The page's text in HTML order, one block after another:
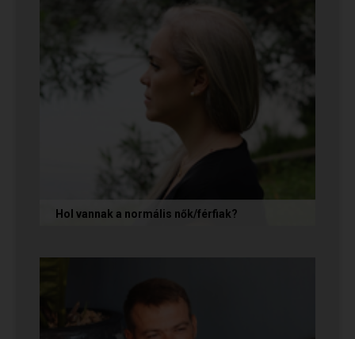
Hol vannak a normális nők/férfiak?
őket, és vagy házasokkal...